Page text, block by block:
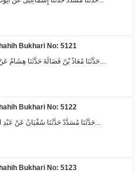
Bukhari No: 5121
Bukhari No: 5122
Bukhari No: 5123